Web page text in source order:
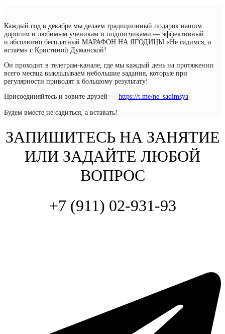
Каждый год в декабре мы делаем традиционный подарок нашим
дорогим и любимым ученикам и подписчиками — эффективный
и абсолютно бесплатный МАРАФОН НА ЯГОДИЦЫ «Не садимся, а
встаём» с Кристиной Думанской!
Он проходит в телеграм-канале, где мы каждый день на протяжении
всего месяца выкладываем небольшие задания, которые при
регулярности приводят к большому результату!
Присоединяйтесь и зовите друзей — https://t.me/ne_sadimsya
Будем вместе не садиться, а вставать!
ЗАПИШИТЕСЬ НА ЗАНЯТИЕ
ИЛИ ЗАДАЙТЕ ЛЮБОЙ
ВОПРОС
+7 (911) 02-931-93